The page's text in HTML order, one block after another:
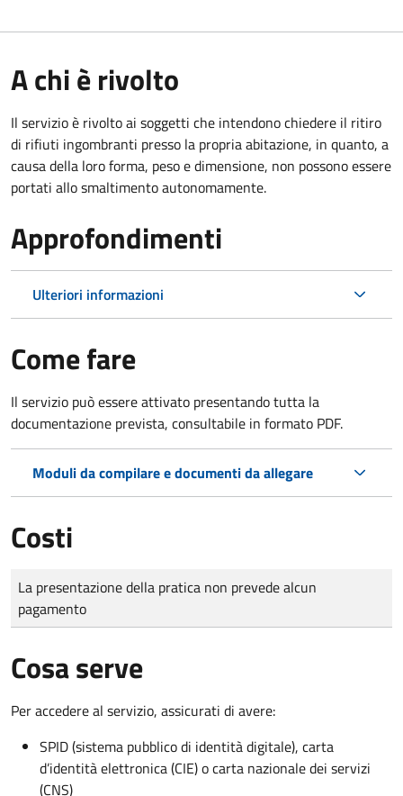
A chi è rivolto
Il servizio è rivolto ai soggetti che intendono chiedere il ritiro
di rifiuti ingombranti presso la propria abitazione, in quanto, a
causa della loro forma, peso e dimensione, non possono essere
portati allo smaltimento autonomamente.
Approfondimenti
Ulteriori informazioni
Come fare
Il servizio può essere attivato presentando tutta la
documentazione prevista, consultabile in formato PDF.
Moduli da compilare e documenti da allegare
Costi
Tipo di pagamento
Importo
La presentazione della pratica non prevede alcun
pagamento
Cosa serve
Per accedere al servizio, assicurati di avere:
SPID (sistema pubblico di identità digitale), carta
d’identità elettronica (CIE) o carta nazionale dei servizi
(CNS)